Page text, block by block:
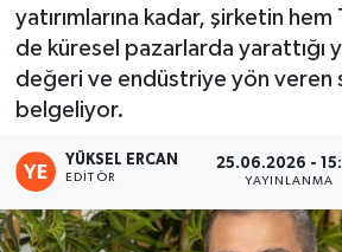
yatırımlarına kadar, şirketin hem
de küresel pazarlarda yarattığı
değeri ve endüstriye yön veren
belgeliyor.
YÜKSEL ERCAN
EDITÖR
25.06.2026 -
YAYINLANMA